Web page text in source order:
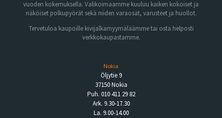
vuoden kokemuksella. Valikoimaamme kuuluu kaiken kokoiset ja
näköiset polkupyörät sekä niiden varaosat, varusteet ja huollot.
Tervetuloa kaupoille kivijalkamyymäläämme tai osta helposti
verkkokaupastamme.
Nokia
Öljytie 9
37150 Nokia
Puh. 010 411 29 82
Ark. 9.30-17.30
La. 9.00-14.00